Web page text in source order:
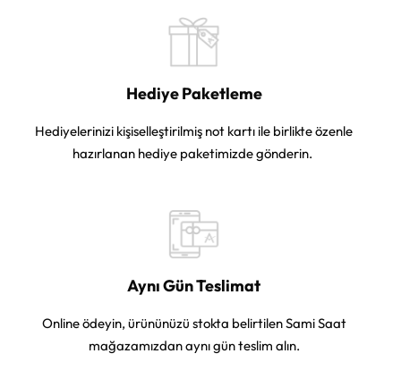
Hediye Paketleme
Hediyelerinizi kişiselleştirilmiş not kartı ile birlikte özenle
hazırlanan hediye paketimizde gönderin.
Aynı Gün Teslimat
Online ödeyin, ürününüzü stokta belirtilen Sami Saat
mağazamızdan aynı gün teslim alın.